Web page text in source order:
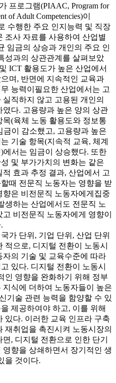
프로그램(PIAAC, Program for
of Adult Competencies)이
수행한 주요 인지능력 및 직장
조사 자료를 사용하여 산업별
임금의 상승과 개인의 주요 인
성과의 상관관계를 살펴보았
ICT 활용도가 높은 산업에서
며, 반면에 지속적인 교육과
능력이필요한 산업에서는 고
직하지 않고 고용된 개인의
다. 고용량과 높은 양의 상관
(육체 노동 활용도와 정보통
금이 감소했고, 고용량과 높은
기술 항목(지속적 교육, 체계
에서는 임금이 상승했다. 또한
및 부가가치의 변화는 같은
효과 추정 결과, 산업에서 고
때 전문직 노동자는 영향을 받
은 비전문직 노동자에게집중
생하는 산업에서도 전문직 노
비전문직 노동자에게 영향이
가 단위, 기업 단위, 산업 단위
적으로, 디지털 전환이 노동시
의 기술 및 교육수준에 따라
있다. 디지털 전환이 노동시
인 영향을 완화하기 위해 정부
식에 더하여 노동자들이 높은
기술 관련 능력을 함양할 수 있
제공하여야 하고, 이를 위해
있다. 이러한 교육 인프라 구축
재취업을 촉진시켜 노동시장의
, 디지털 전환으로 인한 단기
향을 상쇄하면서 장기적인 생
을 것이다.